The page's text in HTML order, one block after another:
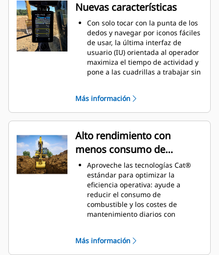
Nuevas características
Con solo tocar con la punta de los
dedos y navegar por iconos fáciles
de usar, la última interfaz de
usuario (IU) orientada al operador
maximiza el tiempo de actividad y
pone a las cuadrillas a trabajar sin
creación de nuevas combinaciones
de implementos según sea
necesario, los operadores pueden
configurar rápidamente las
máquinas y acceder fácilmente a
la información.
La interfaz permite a los
operadores mantener la precisión
y aprovechar al máximo cada
segundo de su turno. Al añadir la
posibilidad de introducir
acopladores y accesorios en el
sistema, la configuración de las
resulta muy eficaz, ya que se
Más información
Alto rendimiento con
menos consumo de
combustible
Aproveche las tecnologías Cat®
estándar para optimizar la
eficiencia operativa: ayude a
reducir el consumo de
combustible y los costes de
mantenimiento diarios con
Adapte la excavadora al trabajo
Más información